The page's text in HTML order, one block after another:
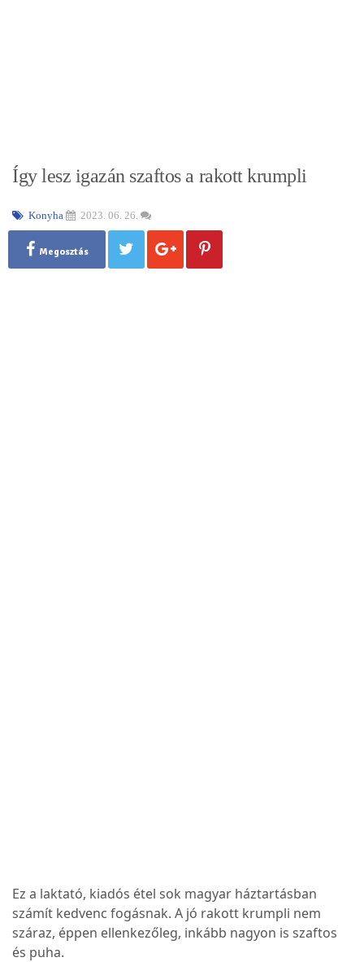
Így lesz igazán szaftos a rakott krumpli
Konyha 2023. 06. 26.
Megosztás
Ez a laktató, kiadós étel sok magyar háztartásban
számít kedvenc fogásnak. A jó rakott krumpli nem
száraz, éppen ellenkezőleg, inkább nagyon is szaftos
és puha.